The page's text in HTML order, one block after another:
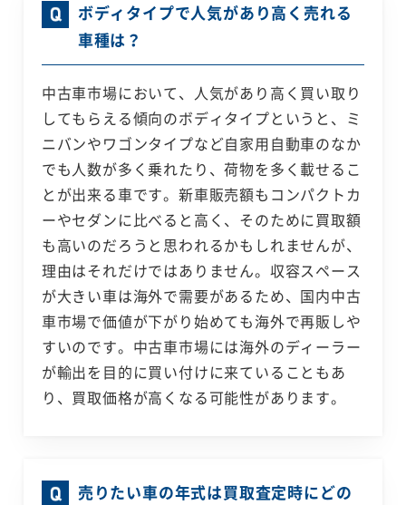
ボディタイプで人気があり高く売れる
車種は？
中古車市場において、人気があり高く買い取り
してもらえる傾向のボディタイプというと、ミ
ニバンやワゴンタイプなど自家用自動車のなか
でも人数が多く乗れたり、荷物を多く載せるこ
とが出来る車です。新車販売額もコンパクトカ
ーやセダンに比べると高く、そのために買取額
も高いのだろうと思われるかもしれませんが、
理由はそれだけではありません。収容スペース
が大きい車は海外で需要があるため、国内中古
車市場で価値が下がり始めても海外で再販しや
すいのです。中古車市場には海外のディーラー
が輸出を目的に買い付けに来ていることもあ
り、買取価格が高くなる可能性があります。
売りたい車の年式は買取査定時にどの